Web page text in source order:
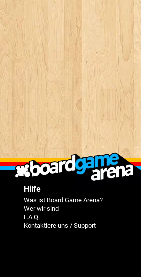
Hilfe
Was ist Board Game Arena?
Wer wir sind
F.A.Q.
Kontaktiere uns / Support